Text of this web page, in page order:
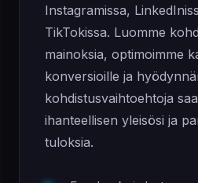
Instagramissa,
TikTokissa. Luomme
mainoksia, optimoimme
konversioille ja
kohdistusvaihtoehtoja
ihanteellisen yleisösi ja
tuloksia.